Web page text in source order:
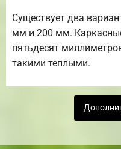
Существует два
мм и 200 мм.
пятьдесят
такими теплыми.